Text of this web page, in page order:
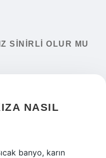
SINIRLI OLUR MU
NASIL
banyo, karın